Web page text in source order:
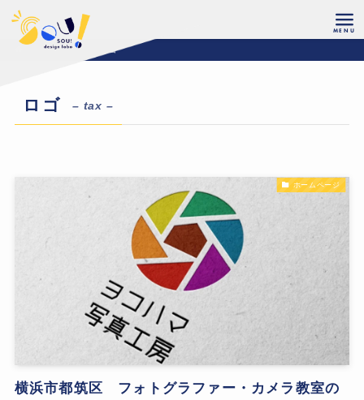
ホーム 制作実績 ロゴ
ロゴ – tax –
ホームページ
横浜市都筑区 フォトグラファー・カメラ教室の